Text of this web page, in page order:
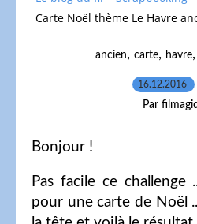
Carte Noël thème Le Havre
ancien, carte, havre,
16.12.2016
Par
Bonjour !
Pas facile ce challenge
pour une carte de Noël